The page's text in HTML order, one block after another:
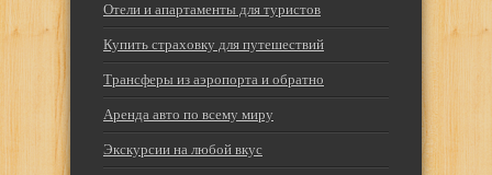
Отели и апартаменты для туристов
Купить страховку для путешествий
Трансферы из аэропорта и обратно
Аренда авто по всему миру
Экскурсии на любой вкус